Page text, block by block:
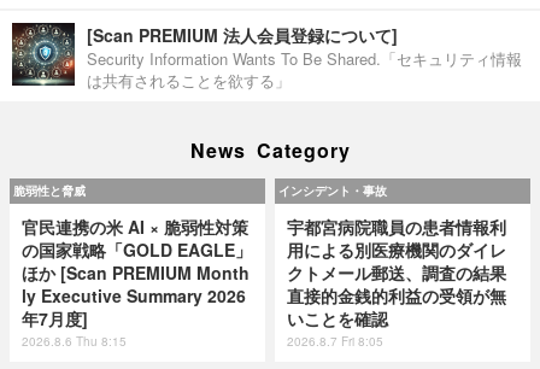
[Scan PREMIUM 法人会員登録について]
Security Information Wants To Be Shared.「セキュリティ情報
は共有されることを欲する」
News Category
脆弱性と脅威
官民連携の米 AI × 脆弱性対策
の国家戦略「GOLD EAGLE」
ほか [Scan PREMIUM Month
ly Executive Summary 2026
年7月度]
2026.8.6 Thu 8:15
インシデント・事故
宇都宮病院職員の患者情報利
用による別医療機関のダイレ
クトメール郵送、調査の結果
直接的金銭的利益の受領が無
いことを確認
2026.8.7 Fri 8:05